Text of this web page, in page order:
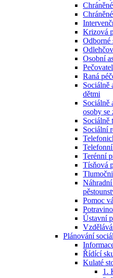
Krizová
Odborné
Osobní
Raná
Sociálně
dětmi
Sociálně
osoby se
Sociálně
Sociální
Terénní
Tísňová
Pomoc
Ústavní
Plánování
Řídící
Kulaté
1.